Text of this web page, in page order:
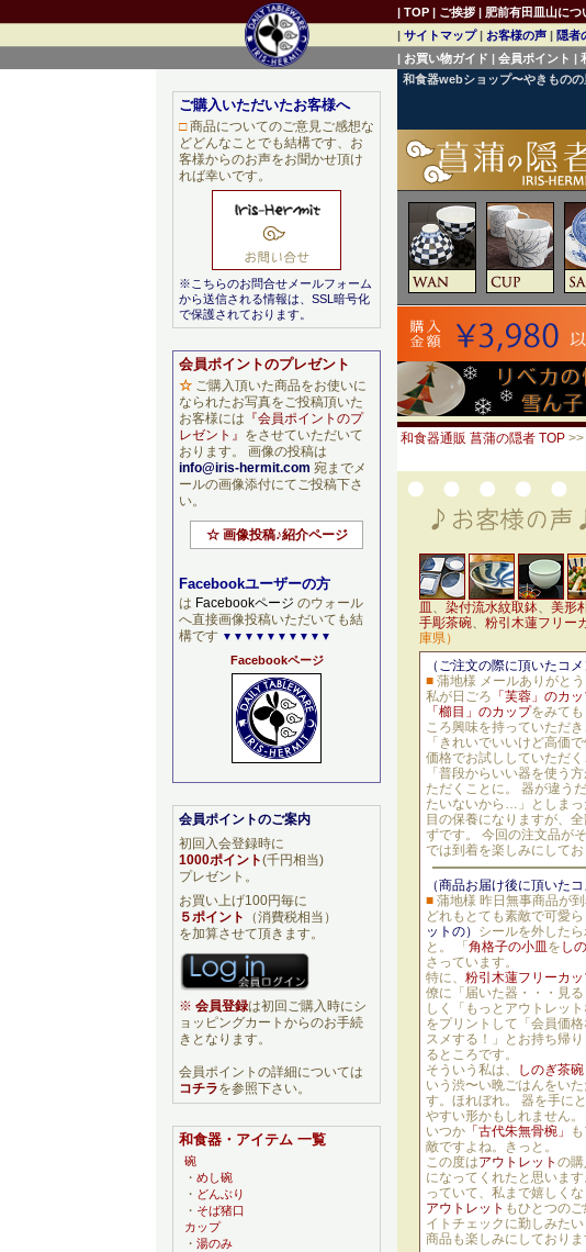
和食器webショップ〜やきもの
和食器通販 菖蒲の隠者 TOP >>
皿 、 染付流水紋取鉢、 美形
手彫茶碗、 粉引木蓮フリー
庫県）
（ご注文の際に頂いたコメ
■ 蒲地様 メールありがと
私が日ごろ 「芙蓉」のカ
「櫛目」のカップをみて
ころ興味を持っていただ
「きれいでいいけど高価
価格でお試ししていただく
「普段からいい器を使う
ただくことに。 器が違う
たいないから…」としま
目の保養になりますが、
ずです。 今回の注文品が
では到着を楽しみにして
（商品お届け後に頂いたコ
■ 蒲地様 昨日無事商品が
どれもとても素敵で可愛
ットの） シールを外した
と。 「 角格子の小皿 を し
さっています。
特に、 粉引木蓮フリーカッ
僚に「届いた器・・・見
しく「もっとアウトレッ
をプリントして「会員価
スメする！」とお持ち帰
るところです。
そういう私は、
しのぎ茶碗
いう渋〜い晩ごはんをい
す。ほれぼれ。 器を手に
やすい形かもしれません
いつか 「古代朱無骨椀」
敵ですよね。きっと。
この度はアウトレット の
になってくれたと思いま
っていて、私まで嬉しく
アウトレット もひとつの
イトチェックに勤しみた
商品も楽しみにしており
ご購入いただいたお客様へ
□商品についてのご意見ご感想な
どどんなことでも結構です、お
客様からのお声をお聞かせ頂け
れば幸いです。
※こちらのお問合せメールフォーム
から送信される情報は、SSL暗号化
で保護されております。
会員ポイントのプレゼント
☆ ご購入頂いた商品をお使いに
なられたお写真をご投稿頂いた
お客様には 『会員ポイントのプ
レゼント』 をさせていただいて
おります。 画像の投稿は
info@iris-hermit.com 宛までメ
ールの画像添付にてご投稿下さ
い。
☆ 画像投稿♪紹介ページ
Facebookユーザーの方
は Facebookページ のウォール
へ直接画像投稿いただいても結
構です ▼▼▼▼▼▼▼▼▼▼
Facebookページ
会員ポイントのご案内
初回入会登録時に
1000ポイント(千円相当)
プレゼント。
お買い上げ100円毎に
５ポイント
（消費税相当）
を加算させて頂きます。
※ 会員登録は初回ご購入時にシ
ョッピングカートからのお手続
きとなります。
会員ポイントの詳細については
コチラを参照下さい。
和食器・アイテム 一覧
碗
・ めし碗
・ どんぶり
・ そば猪口
カップ
・ 湯のみ
| TOP | ご挨拶 | 肥前有田皿山につ
| サイトマップ| お客様の声 | 隠者
| お買い物ガイド | 会員ポイント |